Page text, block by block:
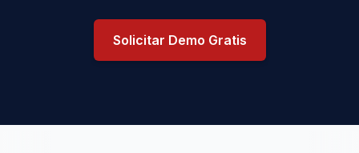
Solicitar Demo Gratis